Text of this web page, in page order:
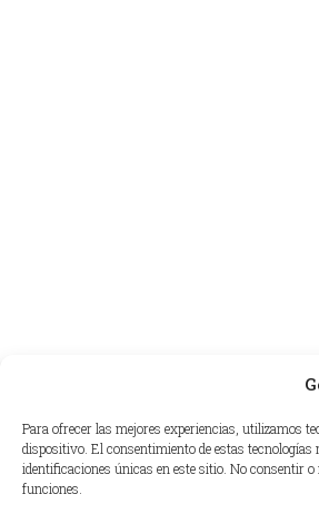
Para ofrecer las mejores experiencias, utilizamos
dispositivo. El consentimiento de estas
identificaciones únicas en este sitio. No consentir
funciones.